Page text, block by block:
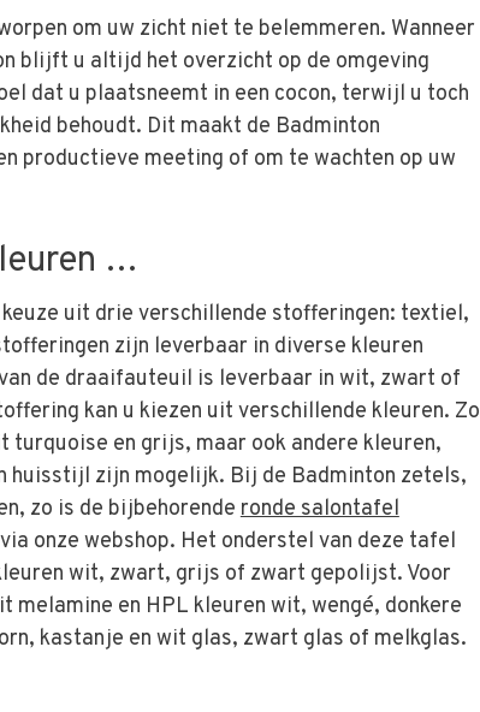
om uw zicht niet te belemmeren. Wanneer
blijft u altijd het overzicht op de omgeving
dat u plaatsneemt in een cocon, terwijl u toch
behoudt. Dit maakt de Badminton
productieve meeting of om te wachten op uw
…
uit drie verschillende stofferingen: textiel,
zijn leverbaar in diverse kleuren
de draaifauteuil is leverbaar in wit, zwart of
kan u kiezen uit verschillende kleuren. Zo
turquoise en grijs, maar ook andere kleuren,
huisstijl zijn mogelijk. Bij de Badminton zetels,
zo is de bijbehorenderonde salontafel
onze webshop. Het onderstel van deze tafel
wit, zwart, grijs of zwart gepolijst. Voor
melamine en HPL kleuren wit, wengé, donkere
kastanje en wit glas, zwart glas of melkglas.